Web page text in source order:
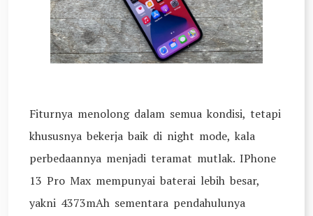
Fiturnya menolong dalam semua kondisi, tetapi
khususnya bekerja baik di night mode, kala
perbedaannya menjadi teramat mutlak. IPhone
13 Pro Max mempunyai baterai lebih besar,
yakni 4373mAh sementara pendahulunya